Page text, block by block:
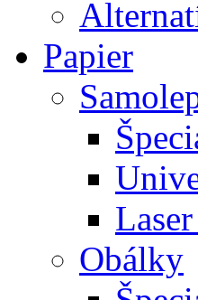
Papier
Obálky